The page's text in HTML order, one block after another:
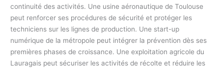
continuité des activités. Une usine aéronautique de Toulouse
peut renforcer ses procédures de sécurité et protéger les
techniciens sur les lignes de production. Une start-up
numérique de la métropole peut intégrer la prévention dès ses
premières phases de croissance. Une exploitation agricole du
Lauragais peut sécuriser les activités de récolte et réduire les